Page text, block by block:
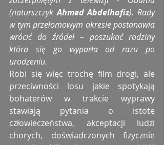
(naturszczyk Ahmed Abdelhafiz). Rady
w tym przełomowym okresie postanawia
wrócić do źródeł – poszukać rodziny
która się go wyparła od razu po
urodzeniu.
Robi się więc trochę film drogi, ale
przeciwności losu jakie spotykają
bohaterów w trakcie wyprawy
stawiają pytania o istotę
człowieczeństwa, akceptacji ludzi
chorych, doświadczonych fizycznie